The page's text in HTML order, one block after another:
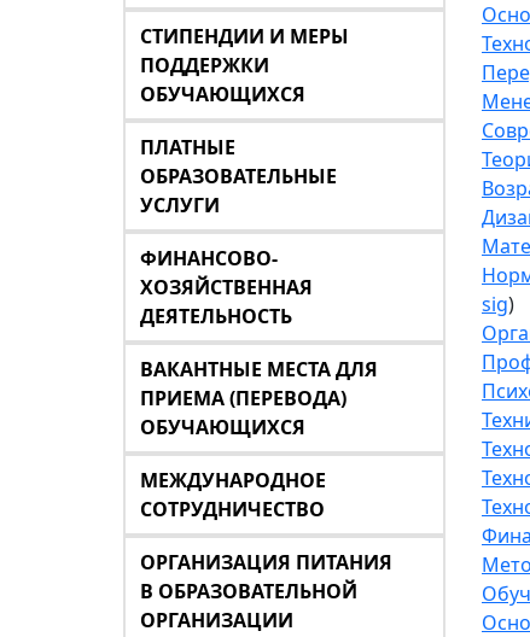
СТИПЕНДИИ И МЕРЫ
ПОДДЕРЖКИ
ОБУЧАЮЩИХСЯ
ПЛАТНЫЕ
ОБРАЗОВАТЕЛЬНЫЕ
УСЛУГИ
ФИНАНСОВО-
ХОЗЯЙСТВЕННАЯ
ДЕЯТЕЛЬНОСТЬ
ВАКАНТНЫЕ МЕСТА ДЛЯ
ПРИЕМА (ПЕРЕВОДА)
ОБУЧАЮЩИХСЯ
МЕЖДУНАРОДНОЕ
СОТРУДНИЧЕСТВО
ОРГАНИЗАЦИЯ ПИТАНИЯ
В ОБРАЗОВАТЕЛЬНОЙ
ОРГАНИЗАЦИИ
sig)